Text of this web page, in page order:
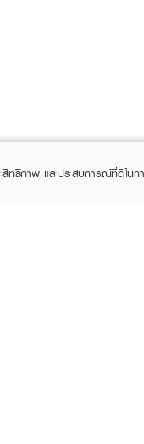
สิทธิภาพ และประสบการณ์ที่ดีใน